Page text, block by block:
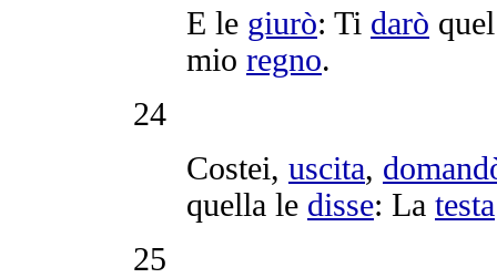
E le giurò: Ti darò
mio regno.
24
Costei, uscita,
quella le disse: La testa
25